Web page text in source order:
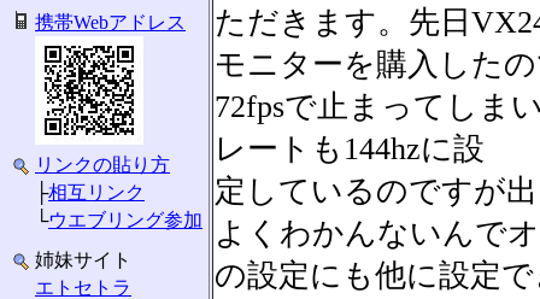
携帯Webアドレス
リンクの貼り方
├相互リンク
└ウエブリング参加
姉妹サイト
エトセトラ
ただきます。先日
モニターを購入した
72fpsで止まってしま
レートも144hzに設
定しているのですが
よくわかんないんで
の設定にも他に設定